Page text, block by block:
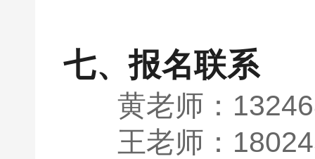
七、报名联系
黄老师：
王老师：